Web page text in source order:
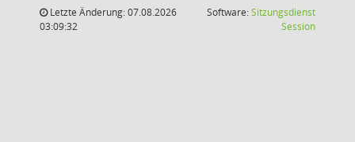
Letzte Änderung: 07.08.2026
03:09:32
Software:Sitzungsdienst
Session(Wird in